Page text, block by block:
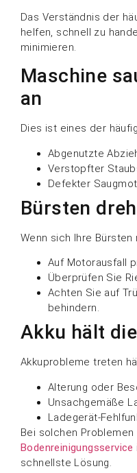
Das Verständnis der
helfen, schnell zu
minimieren.
Maschine
an
Dies ist eines der
Abgenutzte
Verstopfter
Defekter
Bürsten
Wenn sich Ihre
Auf Motorausfall
Überprüfen Sie
Achten Sie auf
behindern.
Akku hält
Akkuprobleme treten
Alterung oder
Unsachgemäße
Ladegerät-
Bei solchen
Bodenreinigungsservice
schnellste Lösung.